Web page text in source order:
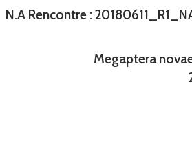
N.A Rencontre :
Megaptera